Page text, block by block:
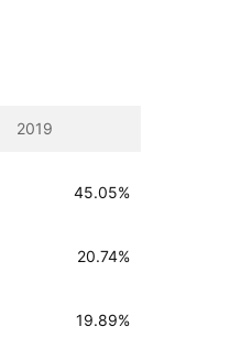
2019
45.05%
20.74%
19.89%